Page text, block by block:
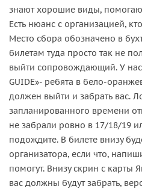
знают хорошие виды,
Есть нюанс с организацией,
Место сбора обозначено в
билетам туда просто так не
выйти сопровождающий. У нас
GUIDE»- ребята в бело-
должен выйти и забрать вас.
запланированного времени
не забрали ровно в 17/18/19
подождите. В билете внизу
организатора, если что,
помогут. Внизу скрин с карты
вас должны будут забрать,